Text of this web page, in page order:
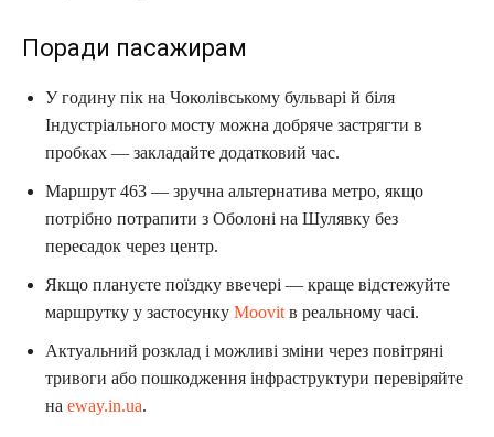
Поради пасажирам
У годину пік на Чоколівському бульварі й біля
Індустріального мосту можна добряче застрягти в
пробках — закладайте додатковий час.
Маршрут 463 — зручна альтернатива метро, якщо
потрібно потрапити з Оболоні на Шулявку без
пересадок через центр.
Якщо плануєте поїздку ввечері — краще відстежуйте
маршрутку у застосунку Moovit в реальному часі.
Актуальний розклад і можливі зміни через повітряні
тривоги або пошкодження інфраструктури перевіряйте
на eway.in.ua.